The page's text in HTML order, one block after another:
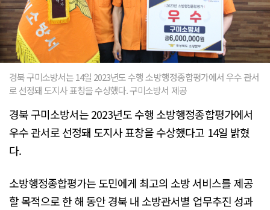
경북 구미소방서는 14일 2023년도 수행 소방행정종합평가에서 우수 관서
로 선정돼 도지사 표창을 수상했다. 구미소방서 제공
경북 구미소방서는 2023년도 수행 소방행정종합평가에서
우수 관서로 선정돼 도지사 표창을 수상했다고 14일 밝혔
다.
소방행정종합평가는 도민에게 최고의 소방 서비스를 제공
할 목적으로 한 해 동안 경북 내 소방관서별 업무추진 성과